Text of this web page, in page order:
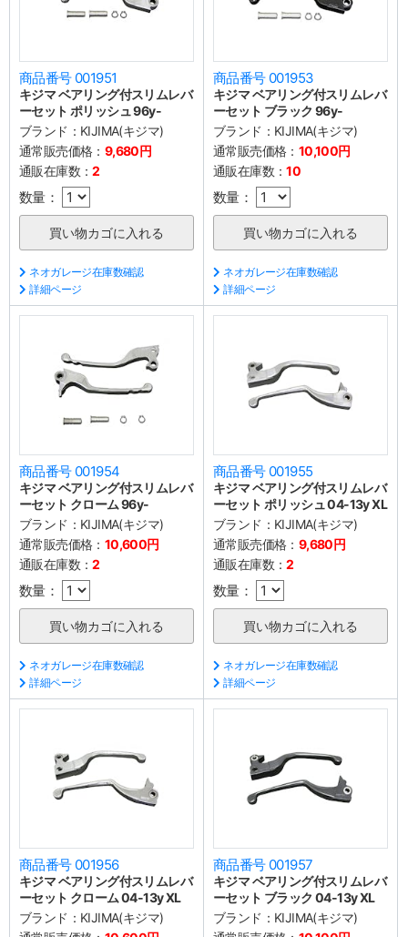
商品番号 001951
キジマ ベアリング付スリムレバ
ーセット ポリッシュ 96y-
ブランド： KIJIMA(キジマ)
通常販売価格： 9,680円
通販在庫数：2
数量：
ネオガレージ在庫数確認
詳細ページ
商品番号 001953
キジマ ベアリング付スリムレバ
ーセット ブラック 96y-
ブランド： KIJIMA(キジマ)
通常販売価格： 10,100円
通販在庫数：10
数量：
ネオガレージ在庫数確認
詳細ページ
商品番号 001954
キジマ ベアリング付スリムレバ
ーセット クローム 96y-
ブランド： KIJIMA(キジマ)
通常販売価格： 10,600円
通販在庫数：2
数量：
ネオガレージ在庫数確認
詳細ページ
商品番号 001955
キジマ ベアリング付スリムレバ
ーセット ポリッシュ 04-13y XL
ブランド： KIJIMA(キジマ)
通常販売価格： 9,680円
通販在庫数：2
数量：
ネオガレージ在庫数確認
詳細ページ
商品番号 001956
キジマ ベアリング付スリムレバ
ーセット クローム 04-13y XL
ブランド： KIJIMA(キジマ)
商品番号 001957
キジマ ベアリング付スリムレバ
ーセット ブラック 04-13y XL
ブランド： KIJIMA(キジマ)